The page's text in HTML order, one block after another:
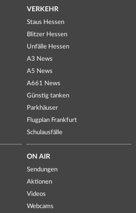
VERKEHR
Staus Hessen
Blitzer Hessen
Unfälle Hessen
A3 News
A5 News
A661 News
Günstig tanken
Parkhäuser
Flugplan Frankfurt
Schulausfälle
ON AIR
Sendungen
Aktionen
Videos
Webcams